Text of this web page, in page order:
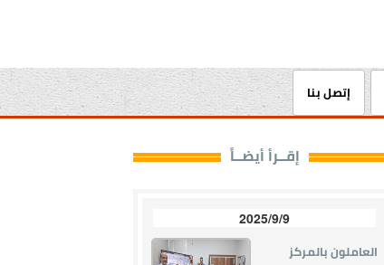
إتصل بنا